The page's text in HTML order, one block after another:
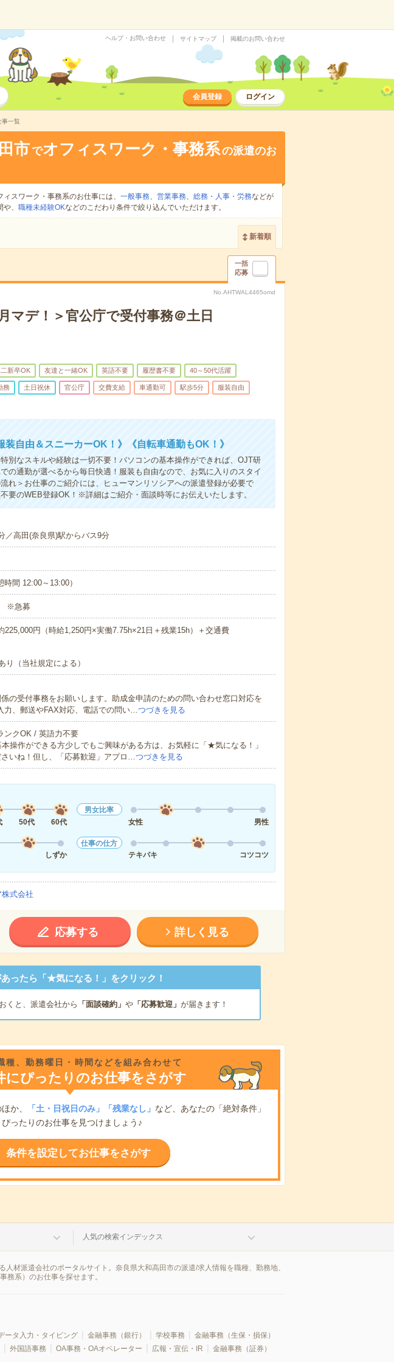
ヘルプ・お問い合わせ サイトマップ 掲載のお問い合わせ
会員登録 ログイン
事一覧
市 でオフィスワーク・事務系の派遣のお
スワーク・事務系のお仕事には、 一般事務、 営業事務、 総務・人事・労務などが
、 職種未経験OKなどのこだわり条件で絞り込んでいただけます。
新着順
一括
応募
No.AHTWAL4465omd
マデ！＞官公庁で受付事務＠土日
新卒OK 友達と一緒OK 英語不要 履歴書不要 40～50代活躍
務 土日祝休 官公庁 交費支給 車通勤可 駅歩5分 服装自由
装自由＆スニーカーOK！》《自転車通勤もOK！》
別なスキルや経験は一切不要！パソコンの基本操作ができれば、OJT研
の通勤が選べるから毎日快適！服装も自由なので、お気に入りのスタイ
れ＞お仕事のご紹介には、ヒューマンリソシアへの派遣登録が必要で
要のWEB登録OK！※詳細はご紹介・面談時等にお伝えいたします。
／高田(奈良県)駅からバス9分
間 12:00～13:00）
※急募
225,000円（時給1,250円×実働7.75h×21日＋残業15h）＋交通費
り（当社規定による）
の受付事務をお願いします。助成金申請のための問い合わせ窓口対応を
力、郵送やFAX対応、電話での問い…つづきを見る
ンクOK / 英語力不要
操作ができる方少しでもご興味がある方は、お気軽に「★気になる！」
いね！但し、「応募歓迎」アプロ…つづきを見る
50代 60代
男女比率
女性
男性
しずか
仕事の仕方
テキパキ
コツコツ
式会社
応募する 詳しく見る
ったら「★気になる！」をクリック！
くと、派遣会社から 「面談確約」 や「応募歓迎」 が届きます！
種、勤務曜日・時間などを組み合わせて
にぴったりのお仕事をさがす
か、 「土・日祝日のみ」「残業なし」 など、あなたの「絶対条件」
ったりのお仕事を見つけましょう♪
条件を設定してお仕事をさがす
人気の検索インデックス
材派遣会社のポータルサイト。奈良県大和高田市の派遣/求人情報を職種、勤務地、
務系）のお仕事を探せます。
ータ入力・タイピング 金融事務（銀行） 学校事務
金融事務（生保・損保）
外国語事務 OA事務・OAオペレーター 広報・宣伝・IR
金融事務（証券）